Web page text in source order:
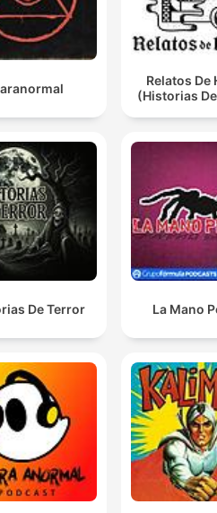
Relatos De
(Historias
De Terror La Mano